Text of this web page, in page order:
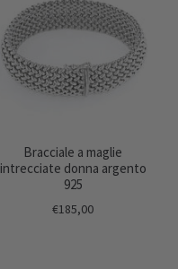
Bracciale a maglie
intrecciate donna argento
925
€185,00